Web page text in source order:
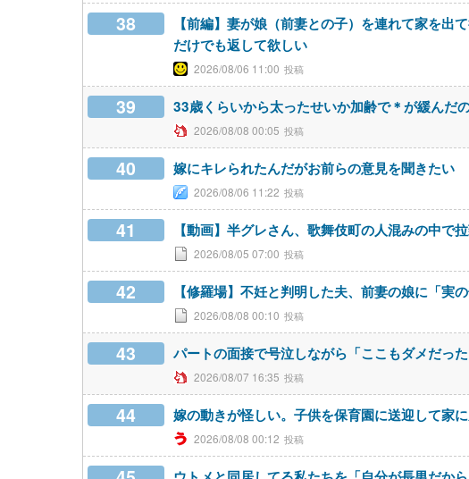
38
【前編】妻が娘（前妻との子）を連れて家を
だけでも返して欲しい
2026/08/06 11:00
39 33歳くらいから太ったせいか加齢で＊が緩んだ
2026/08/08 00:05
40 嫁にキレられたんだがお前らの意見を聞きたい
2026/08/06 11:22
41 【動画】半グレさん、歌舞伎町の人混みの中で
2026/08/05 07:00
42 【修羅場】不妊と判明した夫、前妻の娘に「実
2026/08/08 00:10
43 パートの面接で号泣しながら「ここもダメだっ
2026/08/07 16:35
44 嫁の動きが怪しい。子供を保育園に送迎して家
2026/08/08 00:12